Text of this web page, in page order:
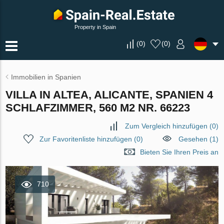
Property in Spain
(0) (0)
Immobilien in Spanien
VILLA IN ALTEA, ALICANTE, SPANIEN 4
SCHLAFZIMMER, 560 M2 NR. 66223
Zum Vergleich hinzufügen (0)
Zur Favoritenliste hinzufügen (0)
Gesehen (1)
Bieten Sie Ihren Preis an
710